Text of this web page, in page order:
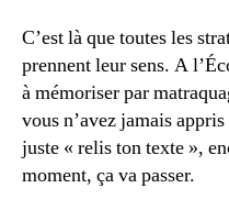
C’est là que toutes les
prennent leur sens. A
à mémoriser par
vous n’avez jamais
juste « relis ton texte »,
moment, ça va passer.